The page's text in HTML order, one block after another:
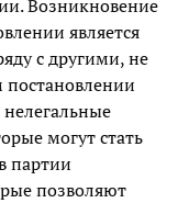
Возникновение
является
с другими, не
нелегальные
могут стать
партии
позволяют